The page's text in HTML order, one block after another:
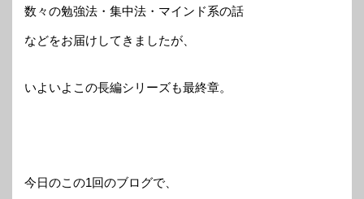
数々の勉強法・集中法・マインド系の話
などをお届けしてきましたが、
いよいよこの長編シリーズも最終章。
今日のこの1回のブログで、